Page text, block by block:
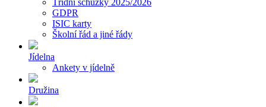
Třídní schůzky 2025/2026
GDPR
ISIC karty
Školní řád a jiné řády
Jídelna
Ankety v jídelně
Družina